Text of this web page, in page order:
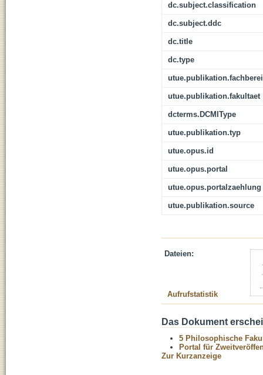
dc.subject.classification
dc.subject.ddc
dc.title
dc.type
utue.publikation.fakultaet
dcterms.DCMIType
utue.publikation.typ
utue.opus.id
utue.opus.portal
utue.opus.portalzaehlung
utue.publikation.source
Dateien:
Aufrufstatistik
Das Dokument
5 Philosophische
Portal für
Zur Kurzanzeige